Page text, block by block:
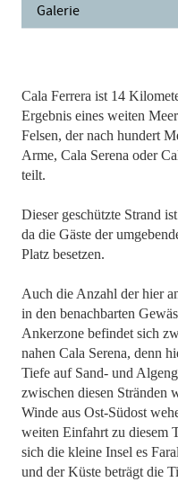
Galerie
Cala Ferrera ist 14
Ergebnis eines weiten
Felsen, der nach hundert
Arme, Cala Serena oder
teilt.
Dieser geschützte Strand
da die Gäste der
Platz besetzen.
Auch die Anzahl der hier
in den benachbarten
Ankerzone befindet sich
nahen Cala Serena, denn
Tiefe auf Sand- und
zwischen diesen Stränden
Winde aus Ost-Südost
weiten Einfahrt zu diesem
sich die kleine Insel es
und der Küste beträgt die